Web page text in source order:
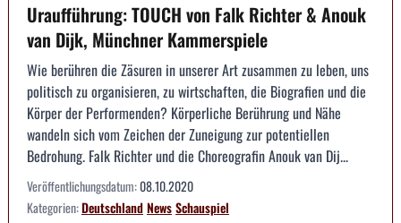
Uraufführung: TOUCH von Falk Richter & Anouk
van Dijk, Münchner Kammerspiele
Wie berühren die Zäsuren in unserer Art zusammen zu leben, uns
politisch zu organisieren, zu wirtschaften, die Biografien und die
Körper der Performenden? Körperliche Berührung und Nähe
wandeln sich vom Zeichen der Zuneigung zur potentiellen
Bedrohung. Falk Richter und die Choreografin Anouk van Dij...
Veröffentlichungsdatum:08.10.2020
Kategorien:DeutschlandNewsSchauspiel